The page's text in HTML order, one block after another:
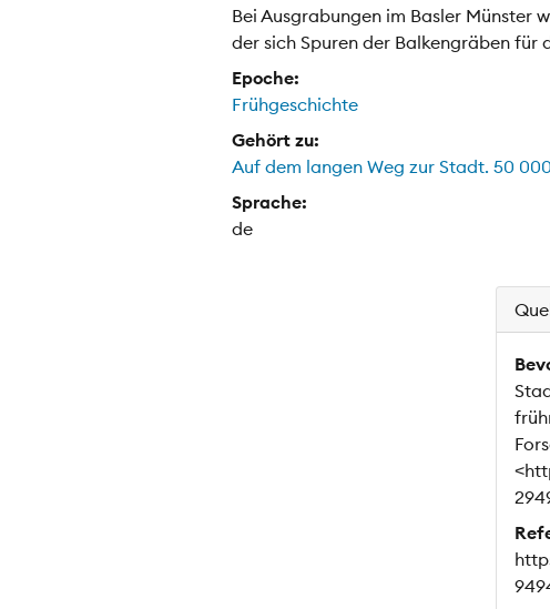
Bei Ausgrabungen im Basler Münster
der sich Spuren der Balkengräben für
Epoche:
Frühgeschichte
Gehört zu:
Auf dem langen Weg zur Stadt. 50
Sprache:
de